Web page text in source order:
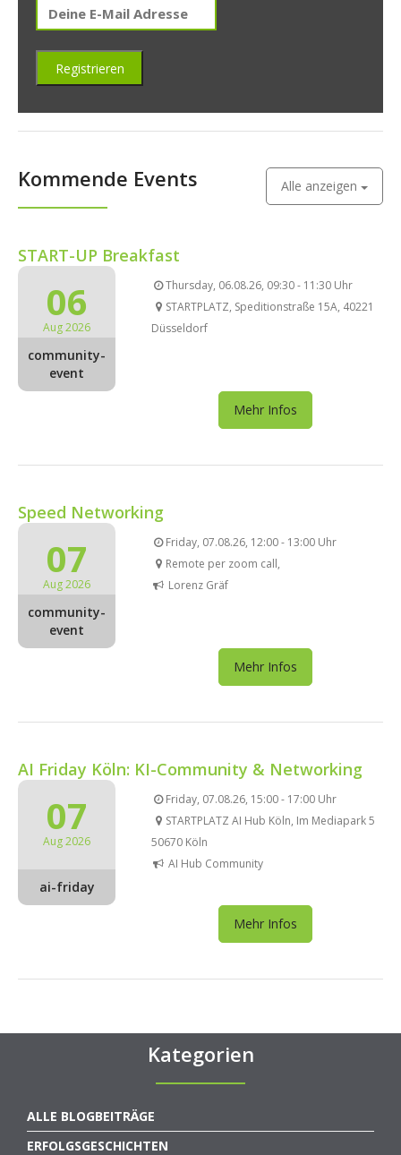
Kommende Events Alle anzeigen
START-UP Breakfast
06
Aug 2026
community-
event
Thursday, 06.08.26, 09:30 - 11:30 Uhr
STARTPLATZ, Speditionstraße 15A, 40221
Düsseldorf
Mehr Infos
Speed Networking
07
Aug 2026
community-
event
Friday, 07.08.26, 12:00 - 13:00 Uhr
Remote per zoom call,
Lorenz Gräf
Mehr Infos
AI Friday Köln: KI-Community & Networking
07
Aug 2026
ai-friday
Friday, 07.08.26, 15:00 - 17:00 Uhr
STARTPLATZ AI Hub Köln, Im Mediapark 5
50670 Köln
AI Hub Community
Mehr Infos
Kategorien
ALLE BLOGBEITRÄGE
ERFOLGSGESCHICHTEN